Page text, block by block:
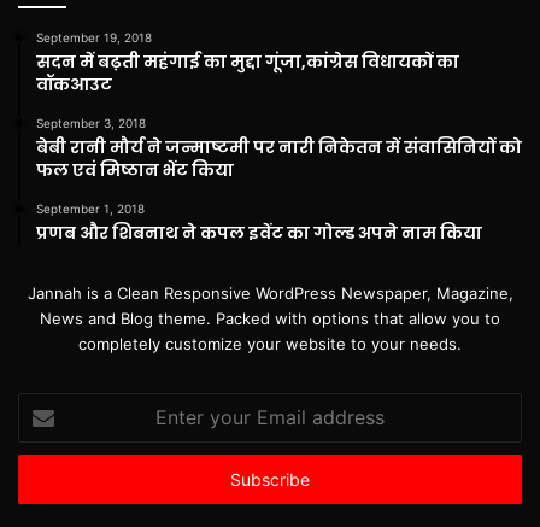
September 19, 2018
सदन में बढ़ती महंगाई का मुद्दा गूंजा,कांग्रेस विधायकों का
वॉकआउट
September 3, 2018
बेबी रानी मौर्य ने जन्माष्टमी पर नारी निकेतन में संवासिनियों को
फल एवं मिष्ठान भेंट किया
September 1, 2018
प्रणब और शिबनाथ ने कपल इवेंट का गोल्ड अपने नाम किया
Jannah is a Clean Responsive WordPress Newspaper, Magazine,
News and Blog theme. Packed with options that allow you to
completely customize your website to your needs.
Enter
your
Email